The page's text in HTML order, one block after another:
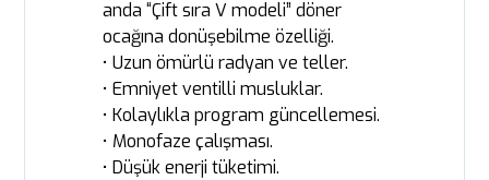
anda “Çift sıra V modeli” döner
ocağına donüşebilme özelliği.
• Uzun ömürlü radyan ve teller.
• Emniyet ventilli musluklar.
• Kolaylıkla program güncellemesi.
• Monofaze çalışması.
• Düşük enerji tüketimi.